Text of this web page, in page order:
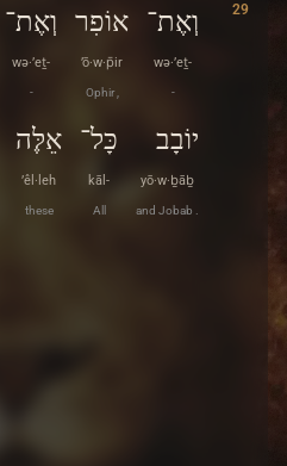
29 וְאֶת־
wə·’eṯ-
-
אוֹפִר
’ō·w·p̄ir
Ophir ,
וְאֶת־
wə·’eṯ-
-
יוֹבָב
yō·w·ḇāḇ
and Jobab .
כָּל־
kāl-
All
אֵלֶּה
’êl·leh
these